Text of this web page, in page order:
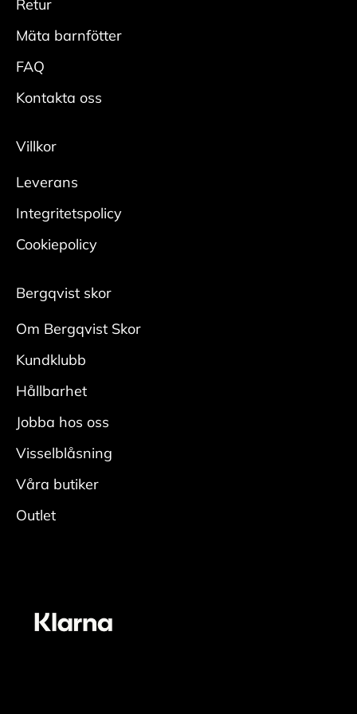
• Spraya hela skon rikligt med
impregneringsspray från cirka 20 cm.
skoblock i.
• Upprepa regelbundet för bästa effekt.
Mocka/nubuck
• Borsta bort smuts med en mockaborste.
• Bearbeta tuffare fläckar med en slipsten för
mocka.
Någon gång per säsong krävs en ordentlig
• Ta ur skosnören och borsta bort ytlig smuts
en mockaborste. Var noga i veck och kanter.
• Fukta skon ordentligt, applicera rengöring
med
• Skölj av skorna ordentligt för att få bort all
rengöring.
avsluta
genom att fräscha upp insidan med
skons originalfärg. En neutral nyans fungerar
Retur
Mäta barnfötter
FAQ
Kontakta oss
Villkor
Leverans
Integritetspolicy
Cookiepolicy
Bergqvist skor
Om Bergqvist Skor
Kundklubb
Hållbarhet
Jobba hos oss
Visselblåsning
Våra butiker
Outlet